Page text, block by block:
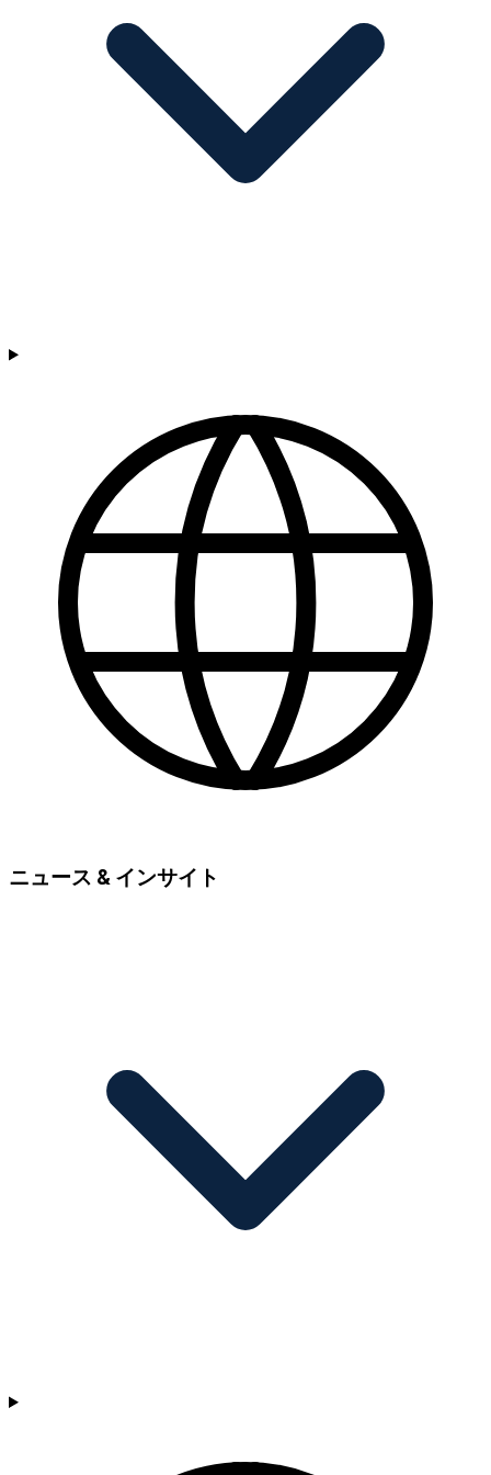
ニュース & インサイト